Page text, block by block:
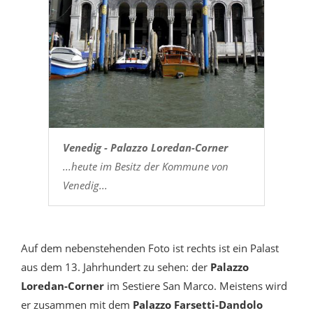
Venedig - Palazzo Loredan-Corner
...heute im Besitz der Kommune von
Venedig...
Auf dem nebenstehenden Foto ist rechts ist ein Palast
aus dem 13. Jahrhundert zu sehen: der Palazzo
Loredan-Corner im Sestiere San Marco. Meistens wird
er zusammen mit dem Palazzo Farsetti-Dandolo